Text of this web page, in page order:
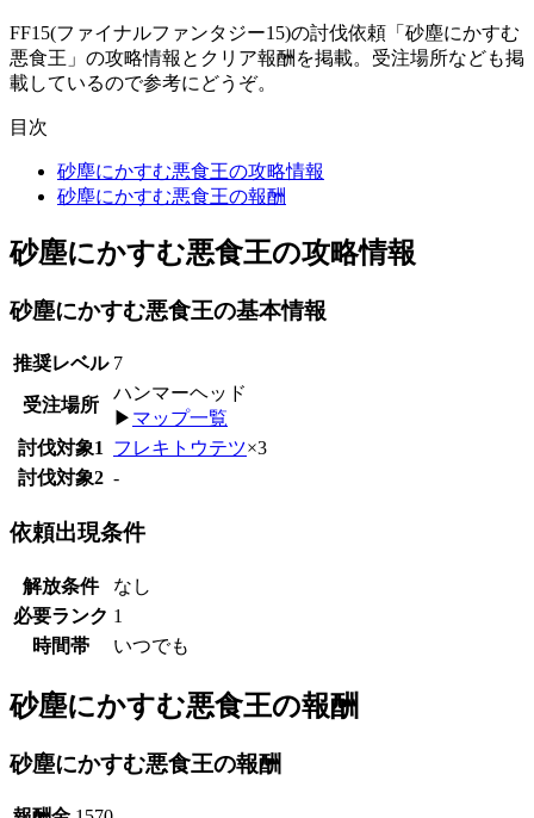
FF15(ファイナルファンタジー15)の討伐依頼「砂塵にかすむ
悪食王」の攻略情報とクリア報酬を掲載。受注場所なども掲
載しているので参考にどうぞ。
目次
砂塵にかすむ悪食王の攻略情報
砂塵にかすむ悪食王の報酬
砂塵にかすむ悪食王の攻略情報
砂塵にかすむ悪食王の基本情報
推奨レベル 7
受注場所
ハンマーヘッド
▶ マップ一覧
討伐対象1 フレキトウテツ×3
討伐対象2 -
依頼出現条件
解放条件
なし
必要ランク 1
時間帯
いつでも
砂塵にかすむ悪食王の報酬
砂塵にかすむ悪食王の報酬